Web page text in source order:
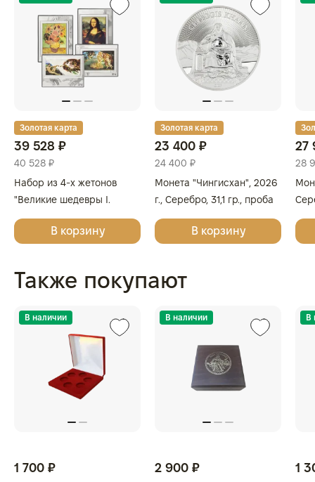
Золотая карта
39 528 ₽
40 528 ₽
Набор из 4-х жетонов
"Великие шедевры I.
Леонардо да Винчи,
Сандро Боттичелли,
62,2 гр., проба 999,
В корзину
Золотая карта
23 400 ₽
24 400 ₽
Монета "Чингисхан", 2026
г., Серебро, 31,1 гр., проба
999.9, МОНГОЛИЯ
В корзину
27
28
Также покупают
В наличии
1 700 ₽
В наличии
2 900 ₽
В
1